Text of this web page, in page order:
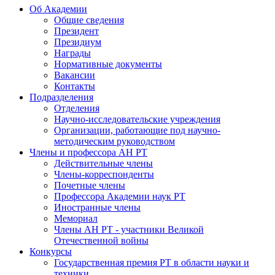
Об Академии
Общие сведения
Президент
Президиум
Награды
Нормативные документы
Вакансии
Контакты
Подразделения
Отделения
Научно-исследовательские учреждения
Организации, работающие под научно-
методическим руководством
Члены и профессора АН РТ
Действительные члены
Члены-корреспонденты
Почетные члены
Профессора Академии наук РТ
Иностранные члены
Мемориал
Члены АН РТ - участники Великой
Отечественной войны
Конкурсы
Государственная премия РТ в области науки и